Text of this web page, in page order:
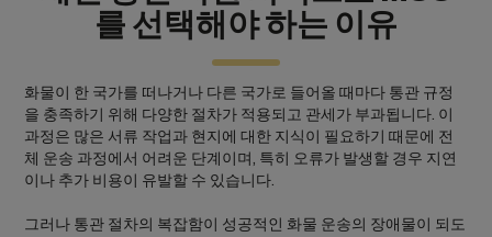
를 선택해야 하는 이유
화물이 한 국가를 떠나거나 다른 국가로 들어올 때마다 통관 규정
을 충족하기 위해 다양한 절차가 적용되고 관세가 부과됩니다. 이
과정은 많은 서류 작업과 현지에 대한 지식이 필요하기 때문에 전
체 운송 과정에서 어려운 단계이며, 특히 오류가 발생할 경우 지연
이나 추가 비용이 유발할 수 있습니다.
그러나 통관 절차의 복잡함이 성공적인 화물 운송의 장애물이 되도